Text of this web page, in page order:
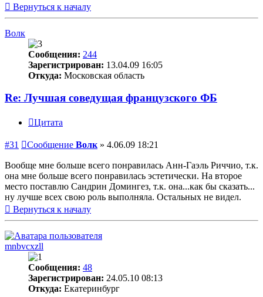
Вернуться к началу
Волк
Сообщения: 244
Зарегистрирован: 13.04.09 16:05
Откуда: Московская область
Re: Лучшая соведущая французского ФБ
Цитата
#31 Сообщение Волк » 4.06.09 18:21
Вообще мне больше всего понравилась Анн-Гаэль Риччио, т.к.
она мне больше всего понравилась эстетически. На второе
место поставлю Сандрин Домингез, т.к. она...как бы сказать...
ну лучше всех свою роль выполняла. Остальных не видел.
Вернуться к началу
mnbvcxzll
Сообщения: 48
Зарегистрирован: 24.05.10 08:13
Откуда: Екатеринбург